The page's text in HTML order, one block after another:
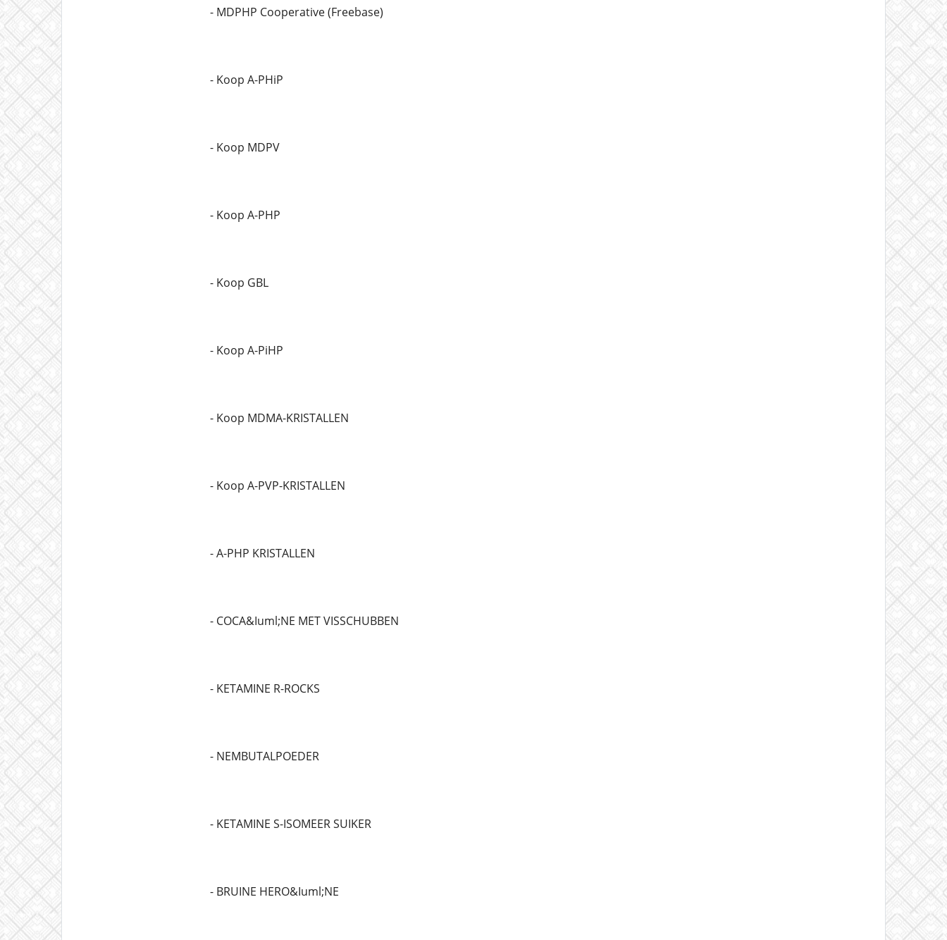
- MDPHP Cooperative (Freebase)
- Koop A-PHiP
- Koop MDPV
- Koop A-PHP
- Koop GBL
- Koop A-PiHP
- Koop MDMA-KRISTALLEN
- Koop A-PVP-KRISTALLEN
- A-PHP KRISTALLEN
- COCA&Iuml;NE MET VISSCHUBBEN
- KETAMINE R-ROCKS
- NEMBUTALPOEDER
- KETAMINE S-ISOMEER SUIKER
- BRUINE HERO&Iuml;NE